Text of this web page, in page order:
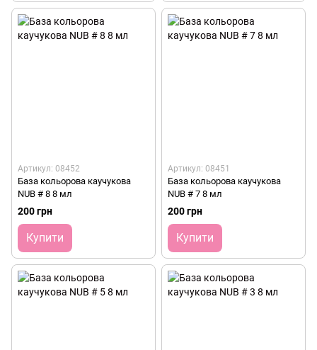
Артикул: 08452
База кольорова каучукова
NUB # 8 8 мл
200 грн
Купити
Артикул: 08451
База кольорова каучукова
NUB # 7 8 мл
200 грн
Купити